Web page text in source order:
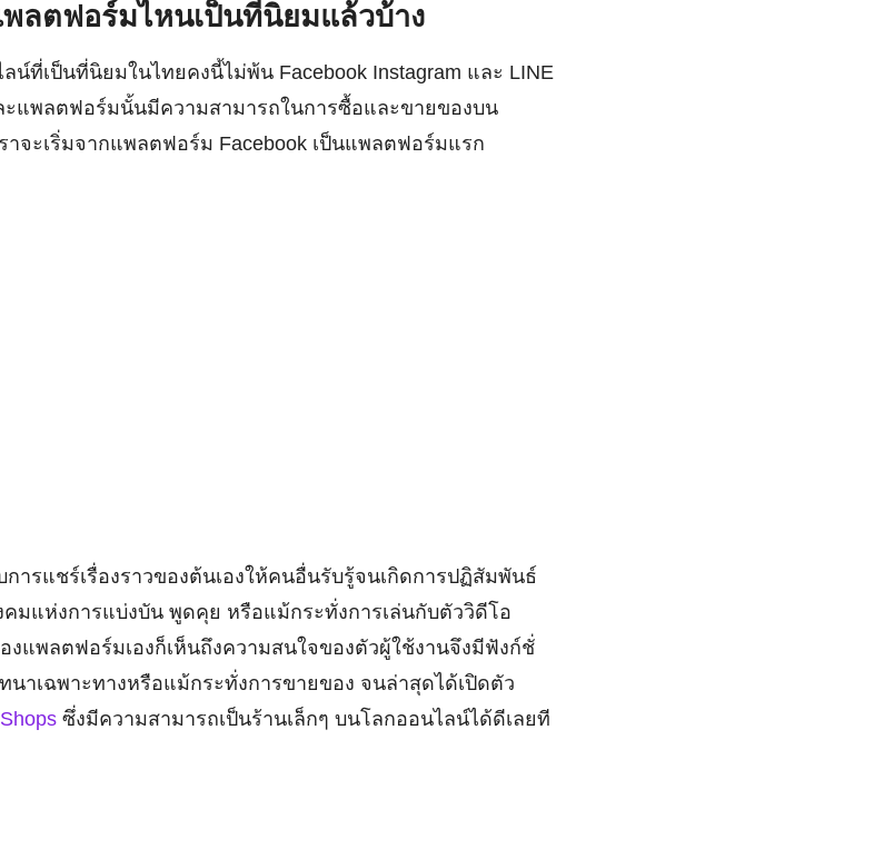
ลตฟอร์มไหนเป็นที่นิยมแล้วบ้าง
ที่เป็นที่นิยมในไทยคงนี้ไม่พ้น Facebook Instagram และ LINE
ะแพลตฟอร์มนั้นมีความสามารถในการซื้อและขายของบน
าจะเริ่มจากแพลตฟอร์ม Facebook เป็นแพลตฟอร์มแรก
ารแชร์เรื่องราวของต้นเองให้คนอื่นรับรู้จนเกิดการปฏิสัมพันธ์
คมแห่งการแบ่งบัน พูดคุย หรือแม้กระทั่งการเล่นกับตัววิดีโอ
งแพลตฟอร์มเองก็เห็นถึงความสนใจของตัวผู้ใช้งานจึงมีฟังก์ชั่
นาเฉพาะทางหรือแม้กระทั่งการขายของ จนล่าสุดได้เปิดตัว
ซึ่งมีความสามารถเป็นร้านเล็กๆ บนโลกออนไลน์ได้ดีเลยที